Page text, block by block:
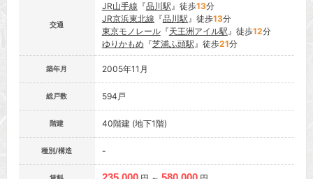
交通
JR山手線 『品川駅』徒歩13分
JR京浜東北線 『品川駅』徒歩13分
東京モノレール『天王洲アイル駅』徒歩12分
ゆりかもめ 『芝浦ふ頭駅』徒歩21分
築年月 2005年11月
総戸数 594戸
階建 40階建 (地下1階)
種別/構造 -